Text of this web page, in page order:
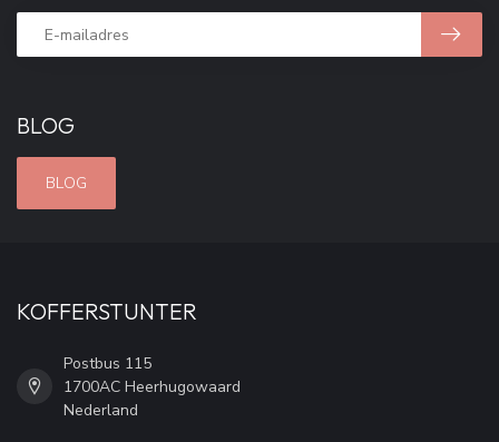
BLOG
BLOG
KOFFERSTUNTER
Postbus 115
1700AC Heerhugowaard
Nederland